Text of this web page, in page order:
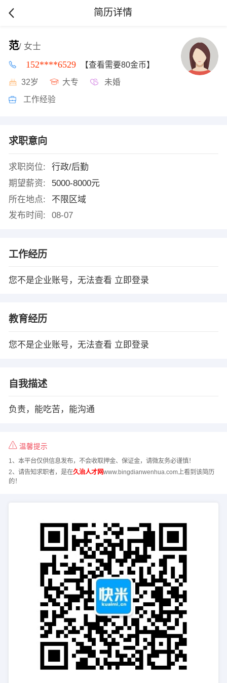
简历详情
范/ 女士
152****6529 【查看需要80金币】
32岁 大专 未婚
工作经验
求职意向
求职岗位:
行政/后勤
期望薪资:
5000-8000元
所在地点:
不限区域
发布时间:
08-07
工作经历
您不是企业账号，无法查看 立即登录
教育经历
您不是企业账号，无法查看 立即登录
自我描述
负责，能吃苦，能沟通
温馨提示
1、本平台仅供信息发布，不会收取押金、保证金，请微友务必谨慎！
2、请告知求职者，是在久治人才网www.bingdianwenhua.com上看到该简历
的！